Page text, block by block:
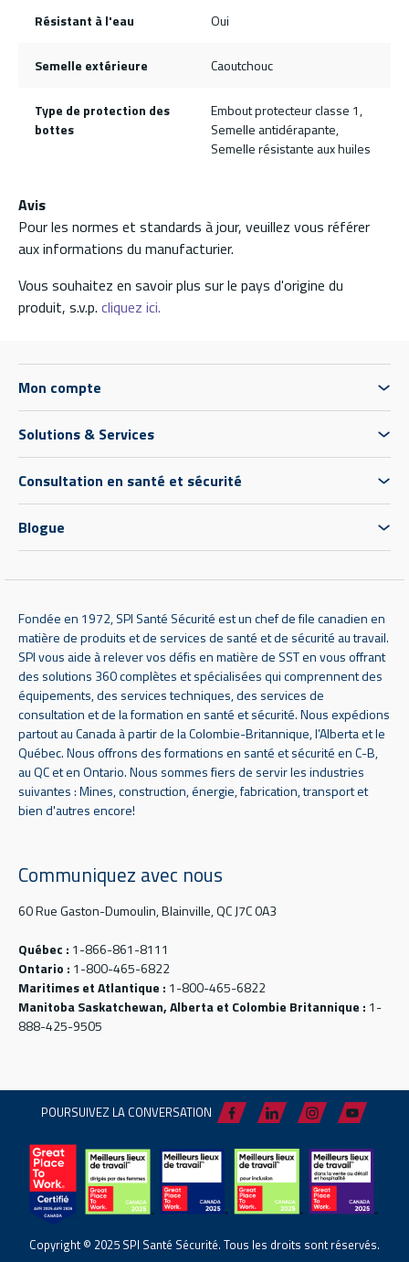
Résistant à l'eau Oui
Semelle extérieure Caoutchouc
Type de protection des
bottes
Embout protecteur classe 1,
Semelle antidérapante,
Semelle résistante aux huiles
Avis
Pour les normes et standards à jour, veuillez vous référer
aux informations du manufacturier.
Vous souhaitez en savoir plus sur le pays d'origine du
produit, s.v.p. cliquez ici.
Mon compte
Solutions & Services
Consultation en santé et sécurité
Blogue
Fondée en 1972, SPI Santé Sécurité est un chef de file canadien en
matière de produits et de services de santé et de sécurité au travail.
SPI vous aide à relever vos défis en matière de SST en vous offrant
des solutions 360 complètes et spécialisées qui comprennent des
équipements, des services techniques, des services de
consultation et de la formation en santé et sécurité. Nous expédions
partout au Canada à partir de la Colombie-Britannique, l’Alberta et le
Québec. Nous offrons des formations en santé et sécurité en C-B,
au QC et en Ontario. Nous sommes fiers de servir les industries
suivantes : Mines, construction, énergie, fabrication, transport et
bien d'autres encore!
Communiquez avec nous
60 Rue Gaston-Dumoulin, Blainville, QC J7C 0A3
Québec : 1-866-861-8111
Ontario : 1-800-465-6822
Maritimes et Atlantique : 1-800-465-6822
Manitoba Saskatchewan, Alberta et Colombie Britannique : 1-
888-425-9505
POURSUIVEZ LA CONVERSATION
Copyright © 2025 SPI Santé Sécurité. Tous les droits sont réservés.